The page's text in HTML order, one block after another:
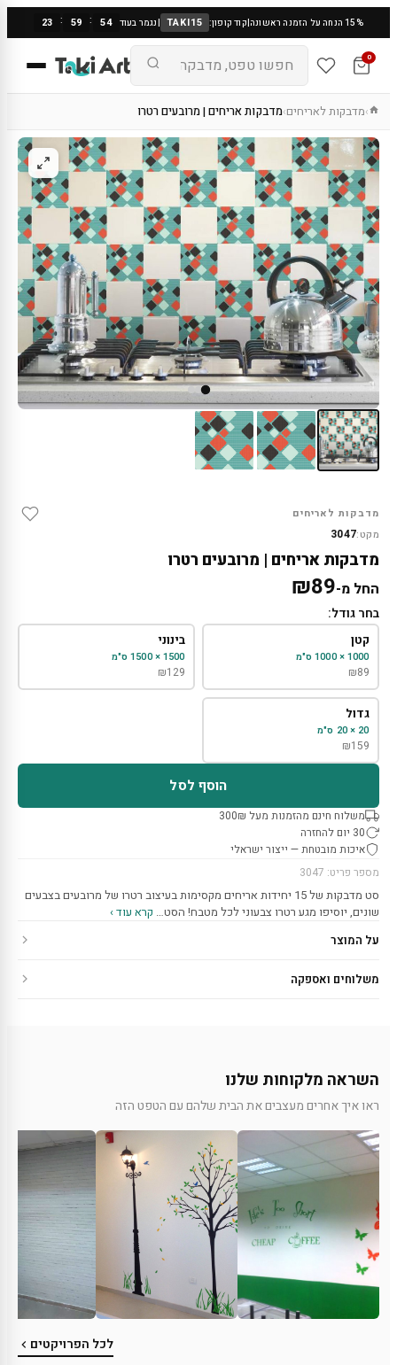
15% הנחה על הזמנה ראשונה |קוד קופון: TAKI15
|נגמר בעוד 23 : 59 : 53
0
›מדבקות לאריחים›מדבקות אריחים | מרובעים רטרו
מדבקות לאריחים
מקט:3047
מדבקות אריחים | מרובעים רטרו
החל מ- ₪89
בחר גודל:
קטן
1000 × 1000 ס"מ
₪89
בינוני
1500 × 1500 ס"מ
₪129
גדול
20 × 20 ס"מ
₪159
הוסף לסל
משלוח חינם מהזמנות מעל 300₪
30 יום להחזרה
איכות מובטחת — ייצור ישראלי
מספר פריט: 3047
סט מדבקות של 15 יחידות אריחים מקסימות בעיצוב רטרו של מרובעים בצבעים
שונים, יוסיפו מגע רטרו צבעוני לכל מטבח! הסט… קרא עוד ›
על המוצר
משלוחים ואספקה
השראה מלקוחות שלנו
ראו איך אחרים מעצבים את הבית שלהם עם הטפט הזה
לכל הפרויקטים